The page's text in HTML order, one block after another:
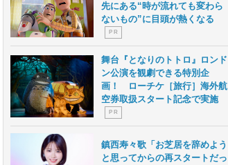
先にある“時が流れても変わら
ないもの”に目頭が熱くなる
P R
舞台『となりのトトロ』ロンド
ン公演を観劇できる特別企
画！ ローチケ［旅行］海外航
空券取扱スタート記念で実施
P R
鎮西寿々歌「お芝居を辞めよう
と思ってからの再スタートだっ